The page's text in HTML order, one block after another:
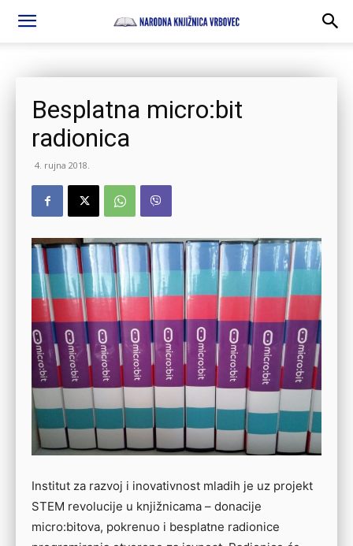
Besplatna micro:bit
radionica
4. rujna 2018.
Institut za razvoj i inovativnost mladih je uz projekt
STEM revolucije u knjižnicama – donacije
micro:bitova, pokrenuo i besplatne radionice